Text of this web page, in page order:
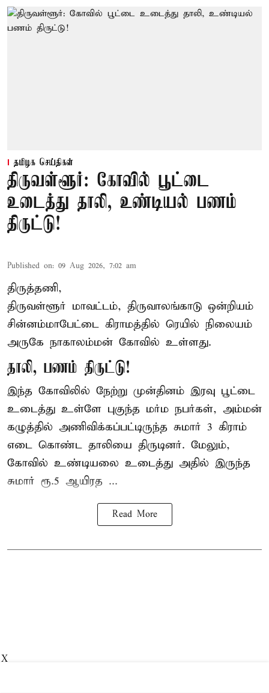
தமிழக செய்திகள்
திருவள்ளூர்: கோவில் பூட்டை
உடைத்து தாலி, உண்டியல் பணம்
திருட்டு!
Published on: 09 Aug 2026, 7:02 am
திருத்தணி,
திருவள்ளூர் மாவட்டம், திருவாலங்காடு ஒன்றியம்
சின்னம்மாபேட்டை கிராமத்தில் ரெயில் நிலையம்
அருகே நாகாலம்மன் கோவில் உள்ளது.
தாலி, பணம் திருட்டு!
இந்த கோவிலில் நேற்று முன்தினம் இரவு பூட்டை
உடைத்து உள்ளே புகுந்த மர்ம நபர்கள், அம்மன்
கழுத்தில் அணிவிக்கப்பட்டிருந்த சுமார் 3 கிராம்
எடை கொண்ட தாலியை திருடினர். மேலும்,
கோவில் உண்டியலை உடைத்து அதில் இருந்த
சுமார் ரூ.5 ஆயிரத ...
Read More
X